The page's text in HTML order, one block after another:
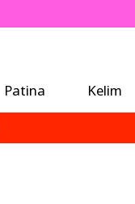
Patina Kelim